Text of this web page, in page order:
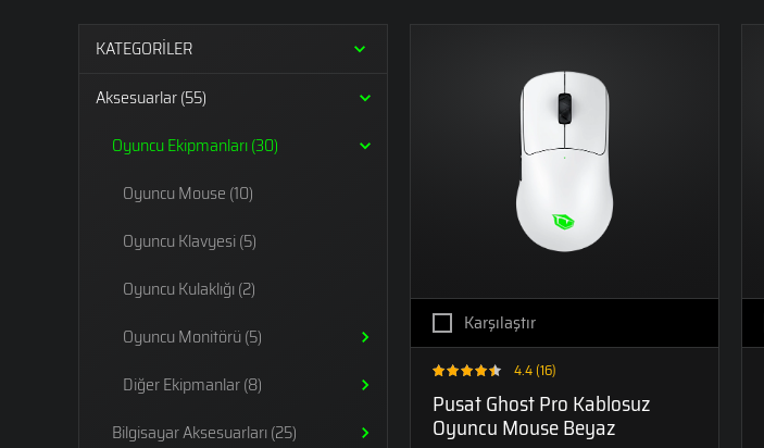
RTX 5080'Lİ
RTX 5090'LI
RTX A5000’Lİ
LAPTOPLAR
INTEL IRIS XE'Lİ
LAPTOPLAR
KATEGORİLER
Aksesuarlar (55)
Oyuncu Ekipmanları (30)
Oyuncu Mouse (10)
Oyuncu Klavyesi (5)
Oyuncu Kulaklığı (2)
Oyuncu Monitörü (5)
Diğer Ekipmanlar (8)
Bilgisayar Aksesuarları (25)
Karşılaştır
4.4 (16)
Pusat Ghost Pro Kablosuz
Oyuncu Mouse Beyaz